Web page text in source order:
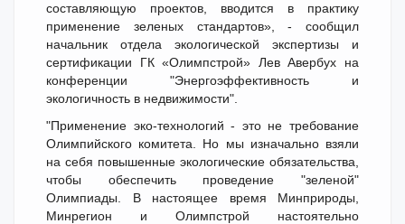
составляющую проектов, вводится в практику
применение зеленых стандартов», - сообщил
начальник отдела экологической экспертизы и
сертификации ГК «Олимпстрой» Лев Авербух на
конференции "Энергоэффективность и
экологичность в недвижимости".
"Применение эко-технологий - это не требование
Олимпийского комитета. Но мы изначально взяли
на себя повышенные экологические обязательства,
чтобы обеспечить проведение "зеленой"
Олимпиады. В настоящее время Минприроды,
Минрегион и Олимпстрой настоятельно